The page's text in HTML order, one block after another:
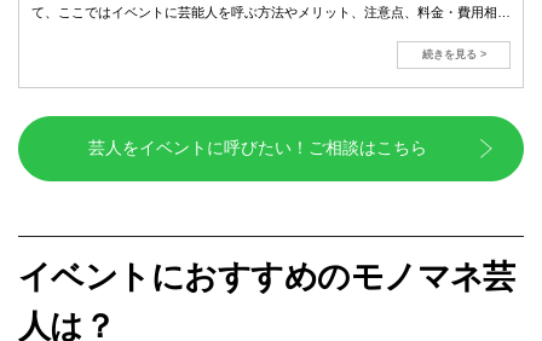
て、ここではイベントに芸能人を呼ぶ方法やメリット、注意点、料金・費用相
続きを見る >
芸人をイベントに呼びたい！ご相談はこちら
イベントにおすすめのモノマネ芸
人は？